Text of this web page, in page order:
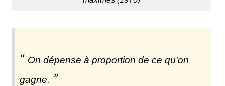
On dépense à proportion de ce qu'on
gagne.